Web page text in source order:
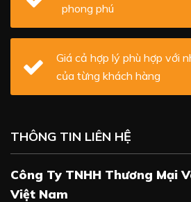
phong phú
Giá cả hợp lý phù hợp với
của từng khách hàng
THÔNG TIN LIÊN HỆ
Công Ty TNHH Thương Mại
Việt Nam